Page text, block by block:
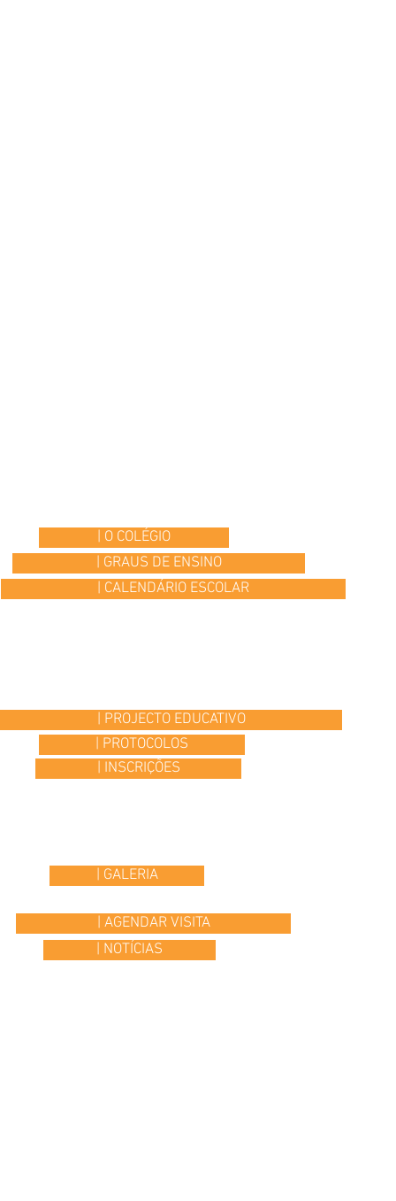
| O COLÉGIO
| GRAUS DE ENSINO
| CALENDÁRIO ESCOLAR
| PROJECTO EDUCATIVO
| PROTOCOLOS
| INSCRIÇÕES
| GALERIA
| AGENDAR VISITA
| NOTÍCIAS